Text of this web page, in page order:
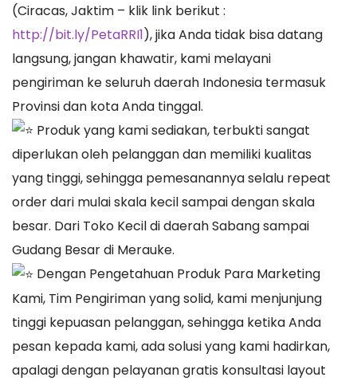
(Ciracas, Jaktim – klik link berikut :
http://bit.ly/PetaRRI1), jika Anda tidak bisa datang
langsung, jangan khawatir, kami melayani
pengiriman ke seluruh daerah Indonesia termasuk
Provinsi dan kota Anda tinggal.
Produk yang kami sediakan, terbukti sangat
diperlukan oleh pelanggan dan memiliki kualitas
yang tinggi, sehingga pemesanannya selalu repeat
order dari mulai skala kecil sampai dengan skala
besar. Dari Toko Kecil di daerah Sabang sampai
Gudang Besar di Merauke.
Dengan Pengetahuan Produk Para Marketing
Kami, Tim Pengiriman yang solid, kami menjunjung
tinggi kepuasan pelanggan, sehingga ketika Anda
pesan kepada kami, ada solusi yang kami hadirkan,
apalagi dengan pelayanan gratis konsultasi layout